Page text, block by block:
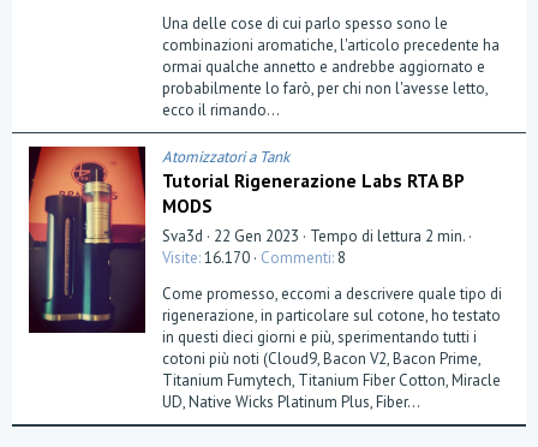
0
s
t
e
l
l
(
e
)
Una delle cose di cui parlo spesso sono le
combinazioni aromatiche, l'articolo precedente ha
ormai qualche annetto e andrebbe aggiornato e
probabilmente lo farò, per chi non l'avesse letto,
ecco il rimando...
Atomizzatori a Tank
Tutorial Rigenerazione Labs RTA BP
MODS
Sva3d 22 Gen 2023
Tempo di lettura 2 min.
Visite 16.170 Commenti 8
Come promesso, eccomi a descrivere quale tipo di
rigenerazione, in particolare sul cotone, ho testato
in questi dieci giorni e più, sperimentando tutti i
cotoni più noti (Cloud9, Bacon V2, Bacon Prime,
Titanium Fumytech, Titanium Fiber Cotton, Miracle
UD, Native Wicks Platinum Plus, Fiber...